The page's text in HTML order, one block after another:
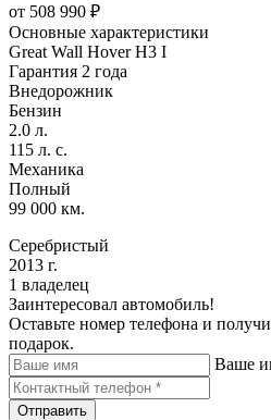
от 508 990 ₽
Основные характеристики
Great Wall Hover H3 I
Гарантия 2 года
Внедорожник
Бензин
2.0 л.
115 л. с.
Механика
Полный
99 000 км.
Серебристый
2013 г.
1 владелец
Заинтересовал автомобиль!
Оставьте номер телефона и
подарок.
Ваше
Отправить